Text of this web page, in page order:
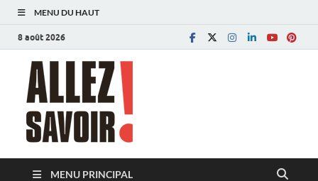
MENU DU HAUT
8 août 2026
MENU PRINCIPAL